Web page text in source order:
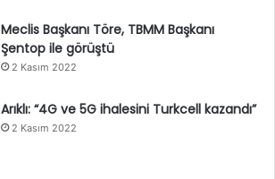
Meclis Başkanı Töre, TBMM Başkanı
Şentop ile görüştü
2 Kasım 2022
Arıklı: “4G ve 5G ihalesini Turkcell kazandı”
2 Kasım 2022